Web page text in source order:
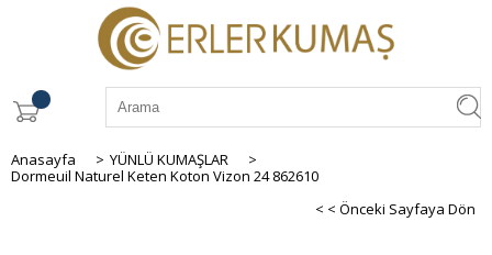
Anasayfa > YÜNLÜ KUMAŞLAR
>
Dormeuil Naturel Keten Koton Vizon 24 862610
< < Önceki Sayfaya Dön